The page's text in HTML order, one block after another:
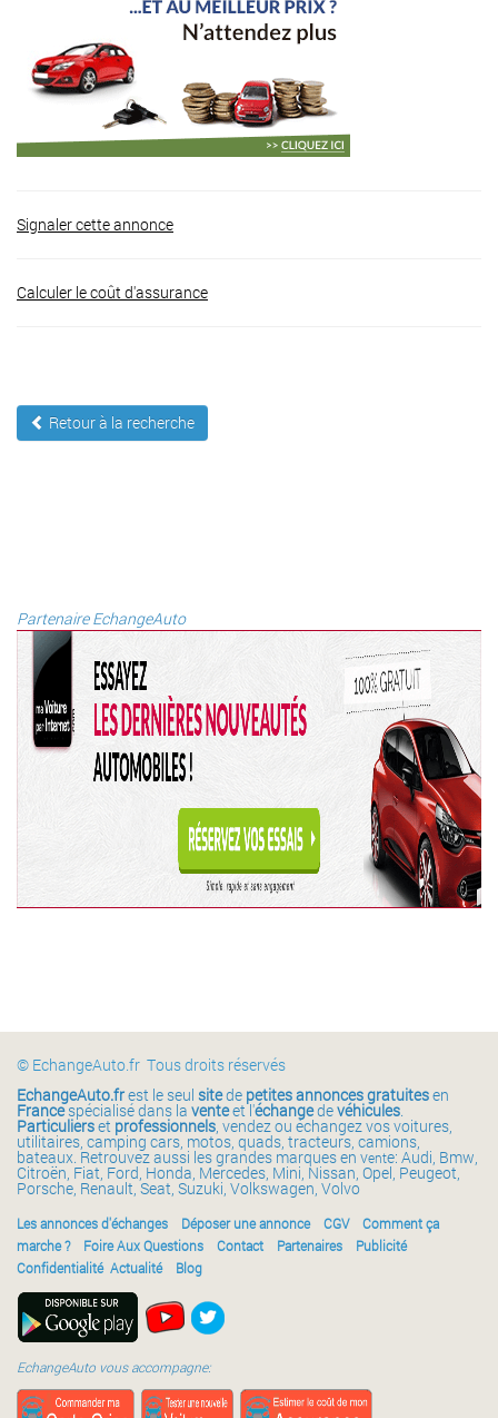
Signaler cette annonce
Calculer le coût d'assurance
Retour à la recherche
Partenaire EchangeAuto
© EchangeAuto.fr Tous droits réservés
EchangeAuto.frest le seul sitede petites annonces gratuitesen
Francespécialisé dans la venteet l'échangedevéhicules.
Particulierset professionnels, vendez ou échangez vos voitures,
utilitaires, camping cars, motos, quads, tracteurs, camions,
bateaux. Retrouvez aussi les grandes marques en vente: Audi, Bmw,
Citroën, Fiat, Ford, Honda, Mercedes, Mini, Nissan, Opel, Peugeot,
Porsche, Renault, Seat, Suzuki, Volkswagen, Volvo
Les annonces d'échanges Déposer une annonce CGV
Comment ça
marche ?
Foire Aux Questions Contact Partenaires
Publicité
Confidentialité Actualité Blog
EchangeAuto vous accompagne: